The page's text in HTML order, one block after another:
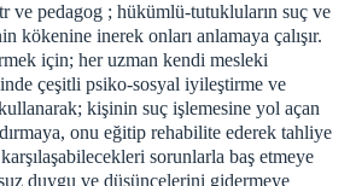
ve pedagog ; hükümlü-tutukluların suç ve
kökenine inerek onları anlamaya çalışır.
için; her uzman kendi mesleki
çeşitli psiko-sosyal iyileştirme ve
kişinin suç işlemesine yol açan
onu eğitip rehabilite ederek tahliye
sorunlarla baş etmeye
duygu ve düşüncelerini gidermeye